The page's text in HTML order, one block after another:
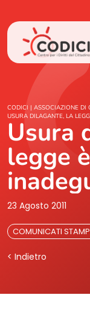
Chi
Cosa
Area
CODICI | ASSOCIAZIONE DI
USURA DILAGANTE, LA
Usura
legge
23 Agosto 2011
COMUNICATI
< Indietro